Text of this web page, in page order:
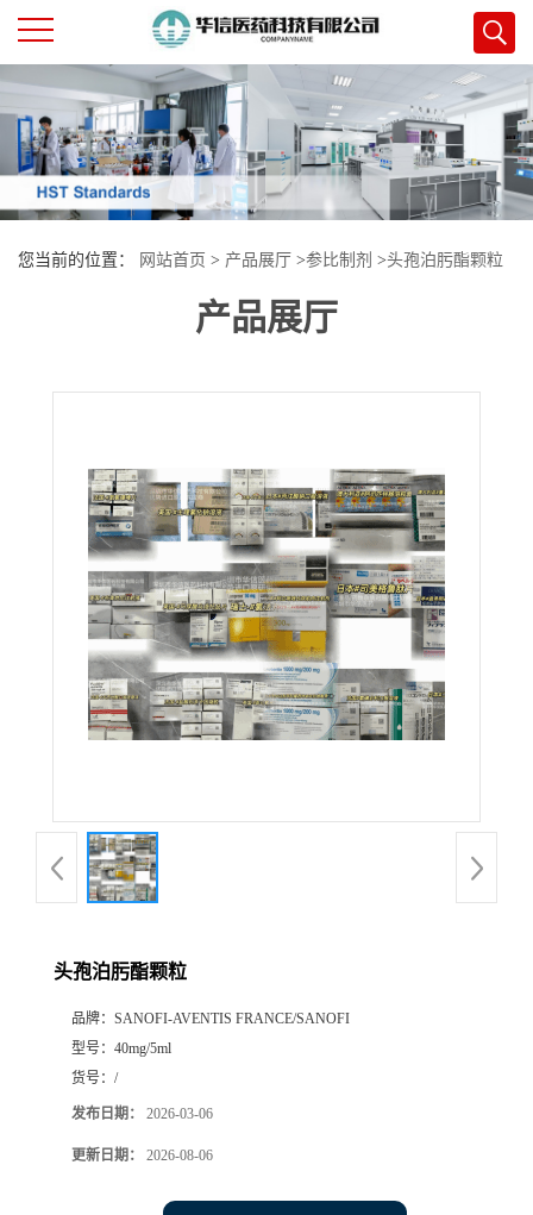
公
司
首
页
司
书
誉
您当前的位置： 网站首页 > 产品展厅 >参比制剂 >头孢泊肟酯颗粒
产品展厅
头孢泊肟酯颗粒
品牌： SANOFI-AVENTIS FRANCE/SANOFI
型号： 40mg/5ml
货号： /
发布日期： 2026-03-06
更新日期： 2026-08-06